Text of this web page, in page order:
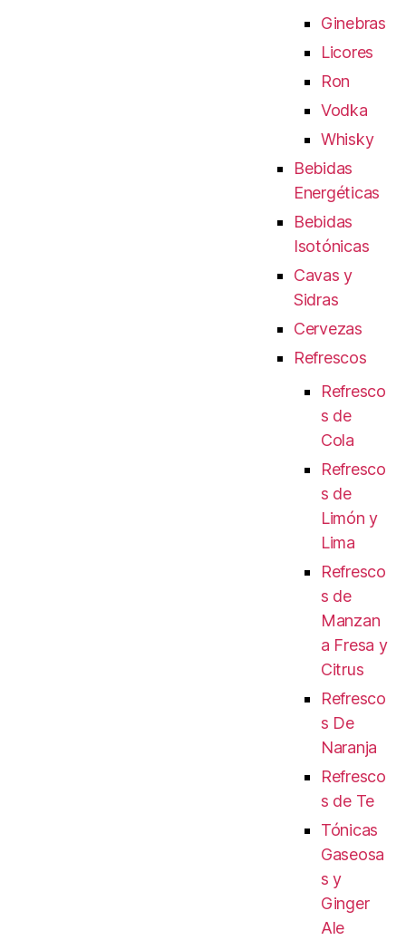
Ginebras
Licores
Ron
Vodka
Whisky
Bebidas
Energéticas
Bebidas
Isotónicas
Cavas y
Sidras
Cervezas
Refrescos
Refresco
s de
Cola
Refresco
s de
Limón y
Lima
Refresco
s de
Manzan
a Fresa y
Citrus
Refresco
s De
Naranja
Refresco
s de Te
Tónicas
Gaseosa
s y
Ginger
Ale